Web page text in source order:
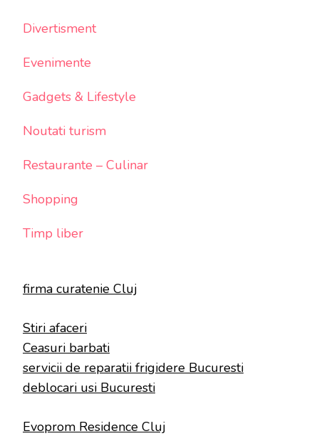
Divertisment
Evenimente
Gadgets & Lifestyle
Noutati turism
Restaurante – Culinar
Shopping
Timp liber
firma curatenie Cluj
Stiri afaceri
Ceasuri barbati
servicii de reparatii frigidere Bucuresti
deblocari usi Bucuresti
Evoprom Residence Cluj